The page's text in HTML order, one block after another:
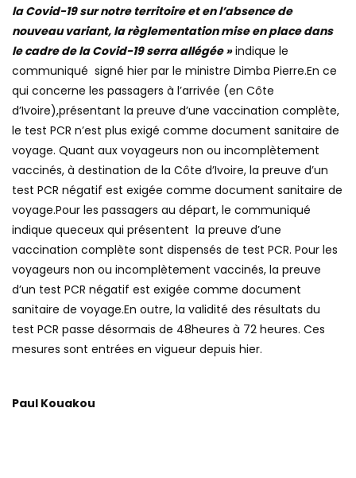
la Covid-19 sur notre territoire et en l’absence de
nouveau variant, la règlementation mise en place dans
le cadre de la Covid-19 serra allégée »indique le
communiqué signé hier par le ministre Dimba Pierre.En ce
qui concerne les passagers à l’arrivée (en Côte
d’Ivoire),présentant la preuve d’une vaccination complète,
le test PCR n’est plus exigé comme document sanitaire de
voyage. Quant aux voyageurs non ou incomplètement
vaccinés, à destination de la Côte d’Ivoire, la preuve d’un
test PCR négatif est exigée comme document sanitaire de
voyage.Pour les passagers au départ, le communiqué
indique queceux qui présentent la preuve d’une
vaccination complète sont dispensés de test PCR. Pour les
voyageurs non ou incomplètement vaccinés, la preuve
d’un test PCR négatif est exigée comme document
sanitaire de voyage.En outre, la validité des résultats du
test PCR passe désormais de 48heures à 72 heures. Ces
mesures sont entrées en vigueur depuis hier.
Paul Kouakou